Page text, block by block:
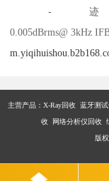
- 迹线
0.005dBrms@ 3kHz
主营产品：X-Ray回收 蓝牙测
收 网络分析仪回收
版